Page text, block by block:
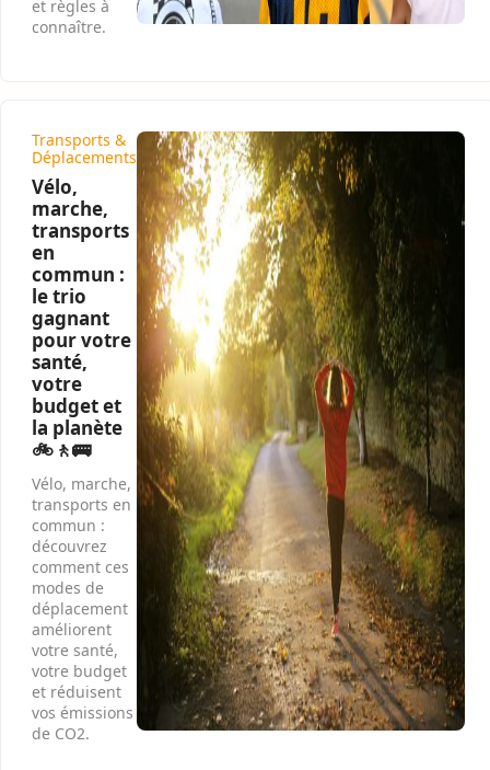
et règles à
connaître.
Transports &
Déplacements
Vélo,
marche,
transports
en
commun :
le trio
gagnant
pour votre
santé,
votre
budget et
la planète
🚲🚶🚌
Vélo, marche,
transports en
commun :
découvrez
comment ces
modes de
déplacement
améliorent
votre santé,
votre budget
et réduisent
vos émissions
de CO2.